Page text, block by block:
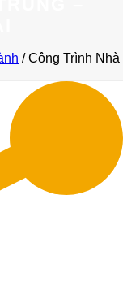
/Công Trình Nhà